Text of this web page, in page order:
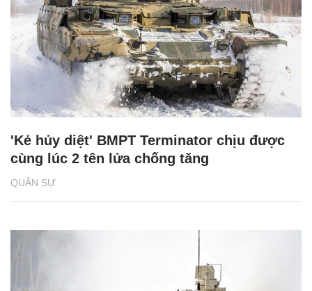
QUÂN SỰ
'Kẻ hủy diệt' BMPT Terminator chịu được
cùng lúc 2 tên lửa chống tăng